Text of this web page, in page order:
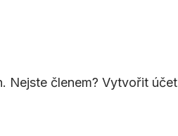
Nejste členem? Vytvořit účet